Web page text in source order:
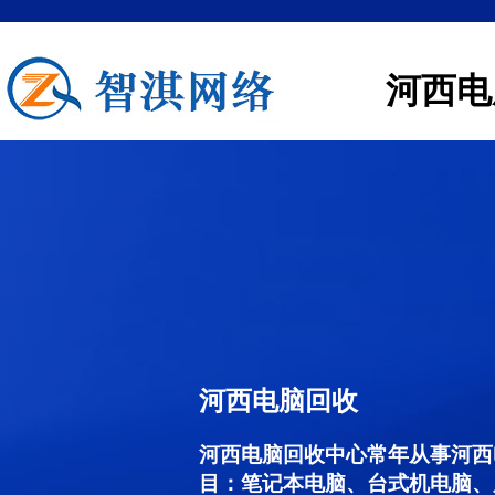
河西
河西电脑回收
河西电脑回收中心常年从事河
目：笔记本电脑、台式机电脑